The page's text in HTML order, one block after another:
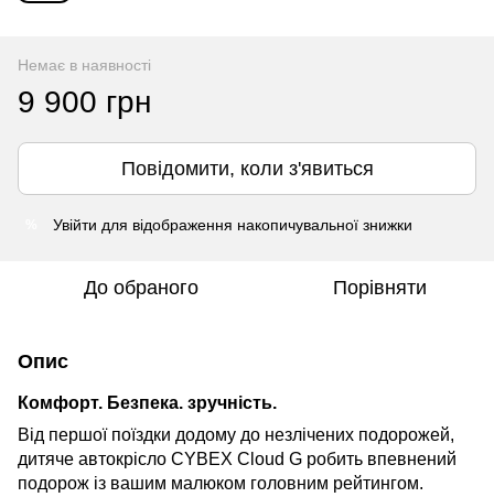
Немає в наявності
9 900 грн
Повідомити, коли з'явиться
Увійти для відображення накопичувальної знижки
До обраного Порівняти
Опис
Комфорт. Безпека. зручність.
Від першої поїздки додому до незлічених подорожей,
дитяче автокрісло CYBEX Cloud G робить впевнений
подорож із вашим малюком головним рейтингом.